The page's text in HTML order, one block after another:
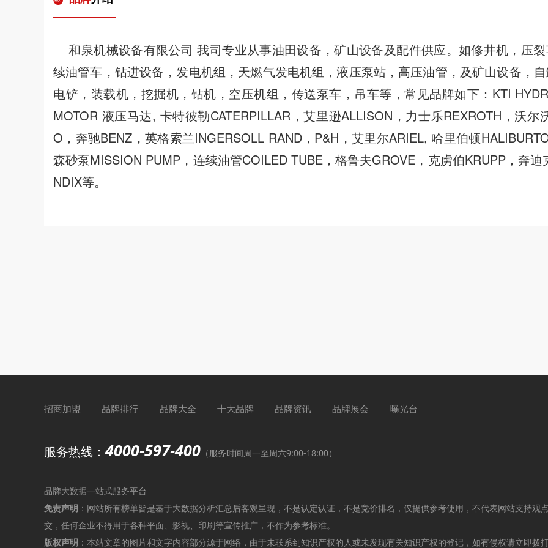
和泉机械设备有限公司 我司专业从事油田设备，矿山设备及配件供应。如修井机，压
续油管车，钻进设备，发电机组，天燃气发电机组，液压泵站，高压油管，及矿山设备，
电铲，装载机，挖掘机，钻机，空压机组，传送泵车，吊车等，常见品牌如下：KTI
MOTOR 液压马达, 卡特彼勒CATERPILLAR，艾里逊ALLISON，力士乐REXROTH，沃尔
O，奔驰BENZ，英格索兰INGERSOLL RAND，P&H，艾里尔ARIEL, 哈里伯顿
森砂泵MISSION PUMP，连续油管COILED TUBE，格鲁夫GROVE，克虏伯KRUPP，奔迪
NDIX等。
招商加盟 品牌排行 品牌大全 十大品牌 品牌资讯 品牌展会 曝光台
服务热线：4000-597-400 （服务时间周一至周六9:00-18:00）
品牌大数据一站式服务平台
免责声明 ：网站所有榜单皆是基于大数据分析汇总后客观呈现，不是认定认证，不是竞价排名，仅提供参考使用，不代表网站支持
交，任何企业不得用于各种平面、影视、印刷等宣传推广，不作为参考标准。
版权声明 ：本站文章的图片和文字内容部分源于网络，由于未联系到知识产权的人或未发现有关知识产权的登记，如有侵权请立即拨